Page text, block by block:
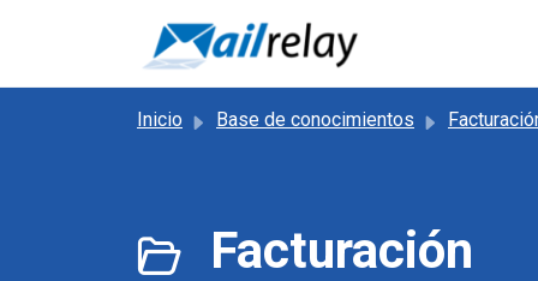
Inicio Base de conocimientos
Facturación